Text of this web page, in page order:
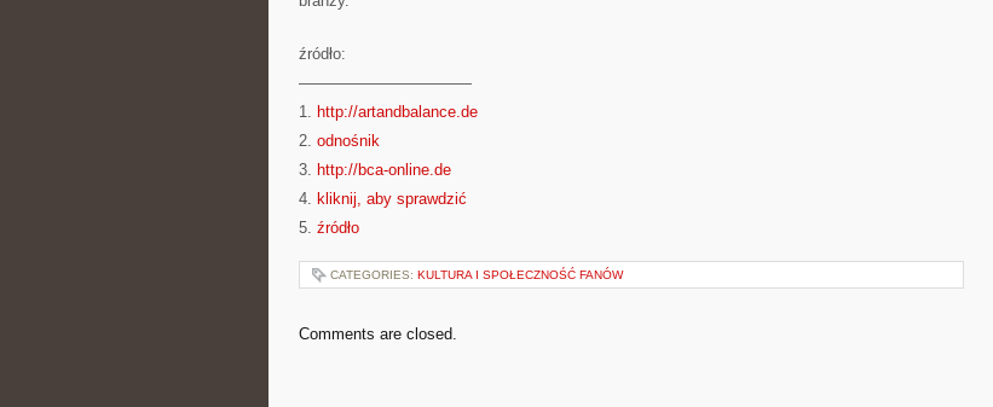
źródło:
———————————
1. http://artandbalance.de
2. odnośnik
3. http://bca-online.de
4. kliknij, aby sprawdzić
5. źródło
CATEGORIES: KULTURA I SPOŁECZNOŚĆ FANÓW
Comments are closed.